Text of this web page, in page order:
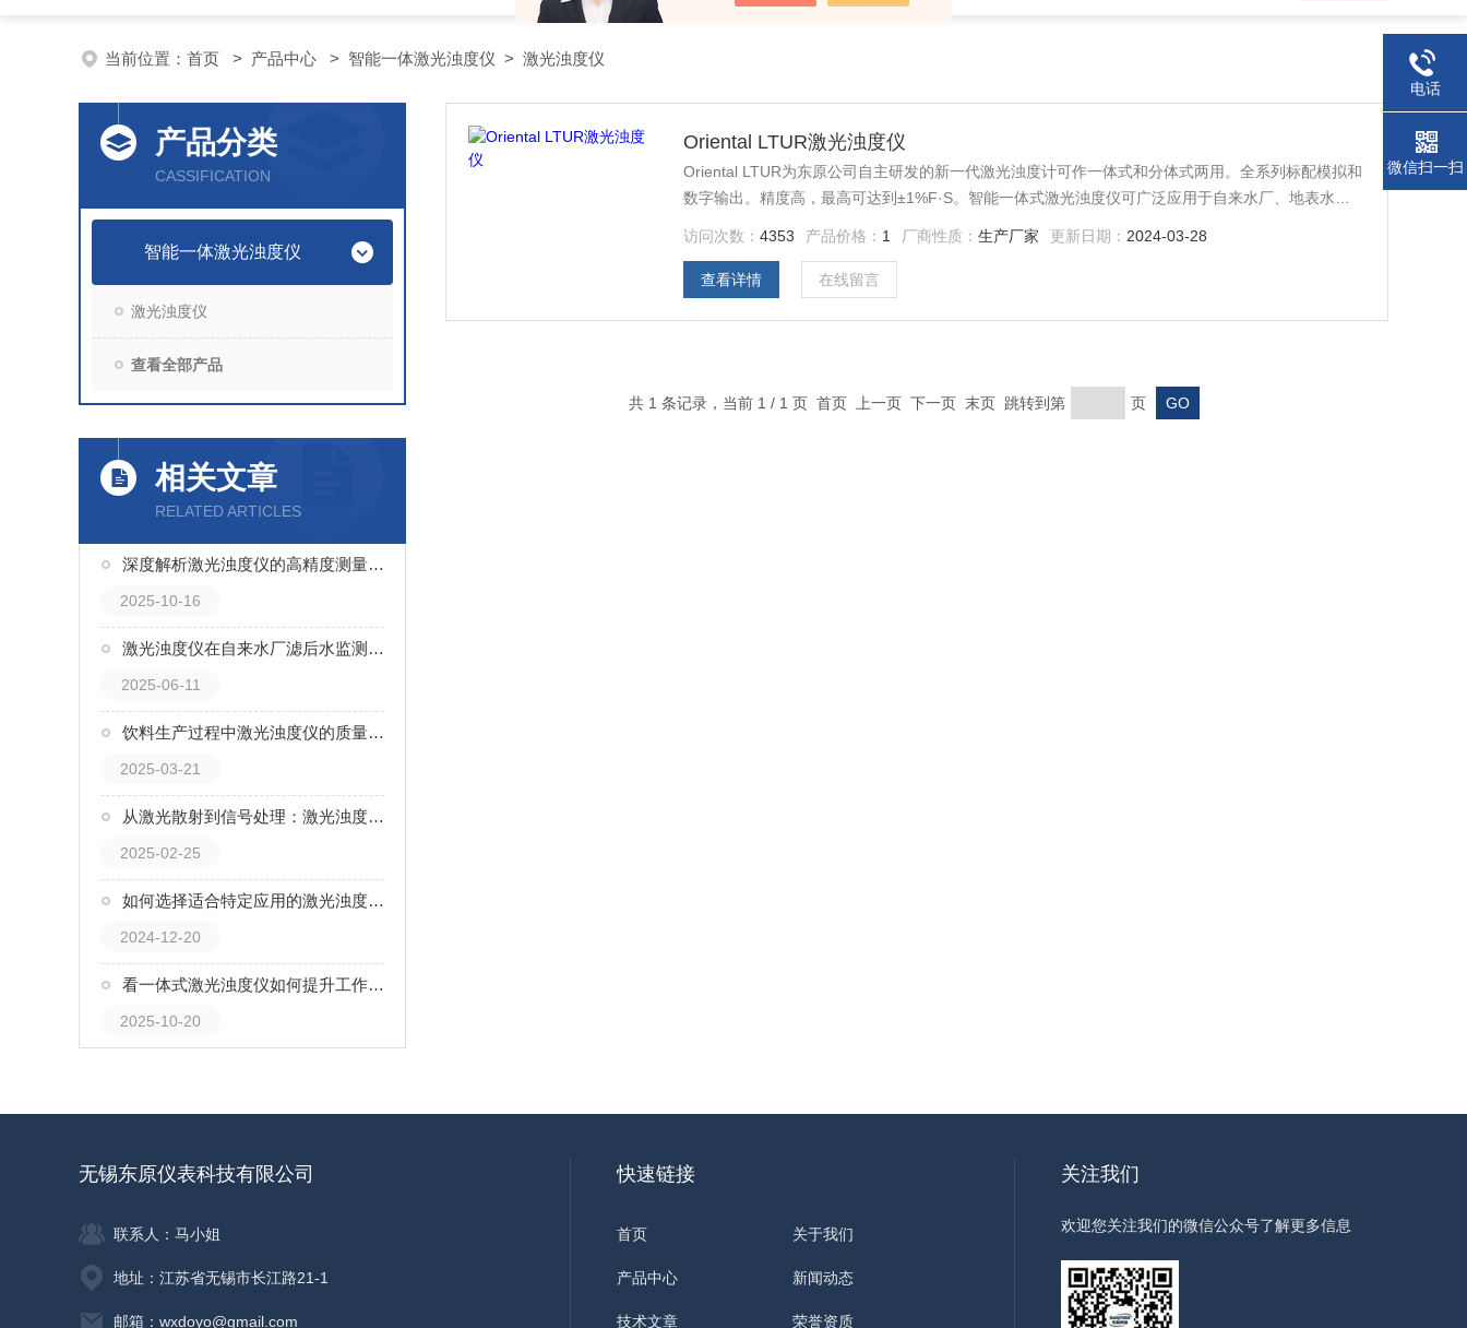
当前位置： 首页 > 产品中心 > 智能一体激光浊度仪 > 激光浊度仪
产品分类
CASSIFICATION
智能一体激光浊度仪
激光浊度仪
查看全部产品
相关文章
RELATED ARTICLES
深度解析激光浊度仪的高精度测量原理
2025-10-16
激光浊度仪在自来水厂滤后水监测中的应用
2025-06-11
饮料生产过程中激光浊度仪的质量控制作用
2025-03-21
从激光散射到信号处理：激光浊度仪工作流程详解
2025-02-25
如何选择适合特定应用的激光浊度仪？
2024-12-20
看一体式激光浊度仪如何提升工作效率
2025-10-20
Oriental LTUR激光浊度仪
Oriental LTUR为东原公司自主研发的新一代激光浊度计可作一体式和分体式两用。全系列标配模拟和
数字输出。精度高，最高可达到±1%F·S。智能一体式激光浊度仪可广泛应用于自来水厂、地表水、
访问次数：4353 产品价格： 1 厂商性质：生产厂家 更新日期： 2024-03-28
查看详情 在线留言
共 1 条记录，当前 1 / 1 页 首页 上一页 下一页 末页 跳转到第 页
无锡东原仪表科技有限公司
联系人：马小姐
地址：江苏省无锡市长江路21-1
邮箱：wxdoyo@gmail.com
快速链接
首页 关于我们
产品中心 新闻动态
技术文章 荣誉资质
关注我们
欢迎您关注我们的微信公众号了解更多信息
电话
微信扫一扫